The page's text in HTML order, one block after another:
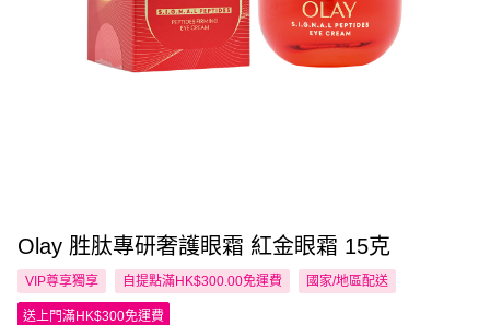
Olay 胜肽專研奢護眼霜 紅金眼霜 15克
VIP尊享獨享 自提點滿HK$300.00免運費 國家/地區配送
送上門滿HK$300免運費